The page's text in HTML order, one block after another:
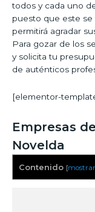
todos y cada uno
puesto que este
permitirá agradar
Para gozar de los
y solicita tu
de auténticos
[elementor-
Empresas
Novelda
Contenido [mostrar